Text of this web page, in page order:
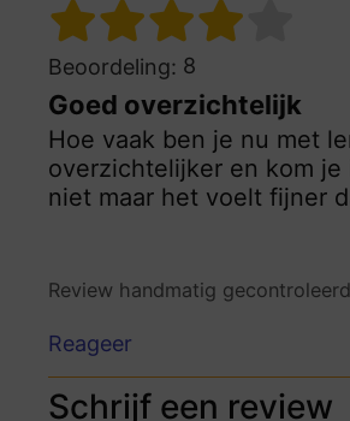
Beoordeling: 8
Goed overzichtelijk
Hoe vaak ben je nu met
overzichtelijker en kom
niet maar het voelt fijner
Review handmatig
Reageer
Schrijf een review